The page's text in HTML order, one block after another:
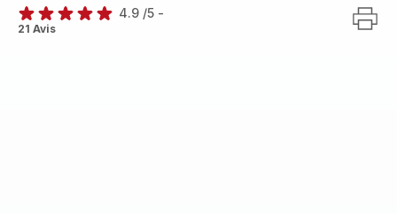
ratings.4.9
4.9 /5 -
21 Avis